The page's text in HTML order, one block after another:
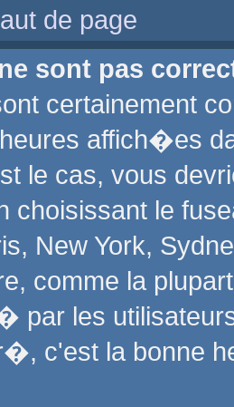
de page
sont pas
certainement
affich�es
le cas, vous
choisissant le
New York,
comme la
par les
c'est la bonne